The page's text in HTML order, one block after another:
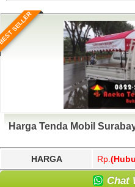
SELLER
Harga Tenda Mobil
HARGA Rp.
Chat